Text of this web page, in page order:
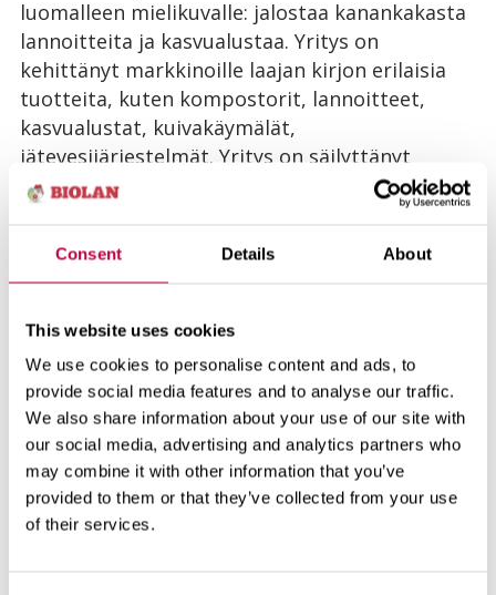
Consent Details About
This website uses cookies
We use cookies to personalise content and ads, to
provide social media features and to analyse our traffic.
We also share information about your use of our site with
our social media, advertising and analytics partners who
may combine it with other information that you’ve
provided to them or that they’ve collected from your use
of their services.
luomalleen mielikuvalle: jalostaa kanankakasta
lannoitteita ja kasvualustaa. Yritys on
kehittänyt markkinoille laajan kirjon erilaisia
tuotteita, kuten kompostorit, lannoitteet,
kasvualustat, kuivakäymälät,
jätevesijärjestelmät. Yritys on säilyttänyt
raikkaan, innovatiivisen ja
ympäristöteknologiaa kehittävän tapansa
toimia. Uudet ratkaisut edistävät ympäristöä
Vihervuoden mitalia on jaettu jokaisena
Vihervuonna, 1985, 1995, 2000, 2008 ja nyt 2016
siis viidettä kertaa. Kunakin vuonna mitaleita
jaetaan noin 50 kappaletta. Vuoden 2016
mitaleista osa on jaettu jo aikaisemmissa
Vihervuoden tapahtumissa. Tunnustuksen voi
saada yksityinen henkilö, yhdistys, kunta tai
yritys tai muu yhteisö.